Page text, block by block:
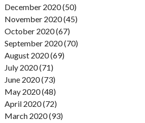
December 2020 (50)
November 2020 (45)
October 2020 (67)
September 2020 (70)
August 2020 (69)
July 2020 (71)
June 2020 (73)
May 2020 (48)
April 2020 (72)
March 2020 (93)